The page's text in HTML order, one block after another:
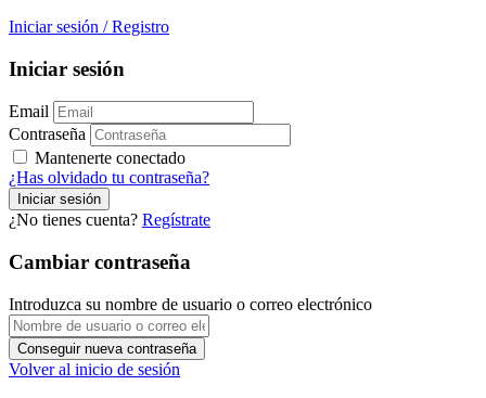
Iniciar sesión / Registro
Iniciar sesión
Email
Contraseña
Mantenerte conectado
¿Has olvidado tu contraseña?
¿No tienes cuenta? Regístrate
Cambiar contraseña
Introduzca su nombre de usuario o correo electrónico
Volver al inicio de sesión